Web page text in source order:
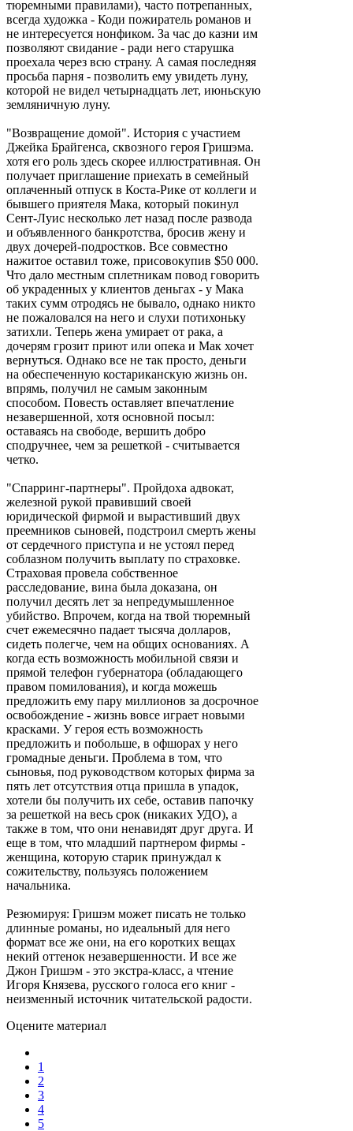
тюремными правилами), часто потрепанных,
всегда художка - Коди пожиратель романов и
не интересуется нонфиком. За час до казни им
позволяют свидание - ради него старушка
проехала через всю страну. А самая последняя
просьба парня - позволить ему увидеть луну,
которой не видел четырнадцать лет, июньскую
земляничную луну.
"Возвращение домой". История с участием
Джейка Брайгенса, сквозного героя Гришэма.
хотя его роль здесь скорее иллюстративная. Он
получает приглашение приехать в семейный
оплаченный отпуск в Коста-Рике от коллеги и
бывшего приятеля Мака, который покинул
Сент-Луис несколько лет назад после развода
и объявленного банкротства, бросив жену и
двух дочерей-подростков. Все совместно
нажитое оставил тоже, присовокупив $50 000.
Что дало местным сплетникам повод говорить
об украденных у клиентов деньгах - у Мака
таких сумм отродясь не бывало, однако никто
не пожаловался на него и слухи потихоньку
затихли. Теперь жена умирает от рака, а
дочерям грозит приют или опека и Мак хочет
вернуться. Однако все не так просто, деньги
на обеспеченную костариканскую жизнь он.
впрямь, получил не самым законным
способом. Повесть оставляет впечатление
незавершенной, хотя основной посыл:
оставаясь на свободе, вершить добро
сподручнее, чем за решеткой - считывается
четко.
"Спарринг-партнеры". Пройдоха адвокат,
железной рукой правивший своей
юридической фирмой и вырастивший двух
преемников сыновей, подстроил смерть жены
от сердечного приступа и не устоял перед
соблазном получить выплату по страховке.
Страховая провела собственное
расследование, вина была доказана, он
получил десять лет за непредумышленное
убийство. Впрочем, когда на твой тюремный
счет ежемесячно падает тысяча долларов,
сидеть полегче, чем на общих основаниях. А
когда есть возможность мобильной связи и
прямой телефон губернатора (обладающего
правом помилования), и когда можешь
предложить ему пару миллионов за досрочное
освобождение - жизнь вовсе играет новыми
красками. У героя есть возможность
предложить и побольше, в офшорах у него
громадные деньги. Проблема в том, что
сыновья, под руководством которых фирма за
пять лет отсутствия отца пришла в упадок,
хотели бы получить их себе, оставив папочку
за решеткой на весь срок (никаких УДО), а
также в том, что они ненавидят друг друга. И
еще в том, что младший партнером фирмы -
женщина, которую старик принуждал к
сожительству, пользуясь положением
начальника.
Резюмируя: Гришэм может писать не только
длинные романы, но идеальный для него
формат все же они, на его коротких вещах
некий оттенок незавершенности. И все же
Джон Гришэм - это экстра-класс, а чтение
Игоря Князева, русского голоса его книг -
неизменный источник читательской радости.
Оцените материал
1
2
3
4
5